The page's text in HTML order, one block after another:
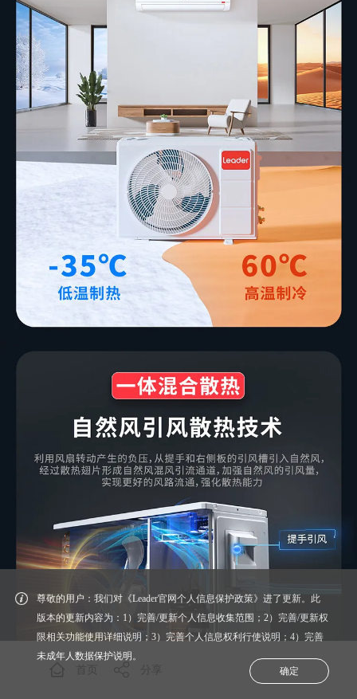
尊敬的用户：我们对《Leader官网个人信息保护政策》进了更新。此
版本的更新内容为：1）完善/更新个人信息收集范围；2）完善/更新权
限相关功能使用详细说明；3）完善个人信息权利行使说明；4）完善
未成年人数据保护说明。
确定